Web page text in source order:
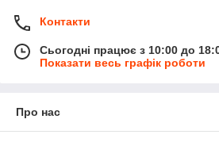
Контакти
Сьогодні працює з 10:00 до
Показати весь графік роботи
Про нас